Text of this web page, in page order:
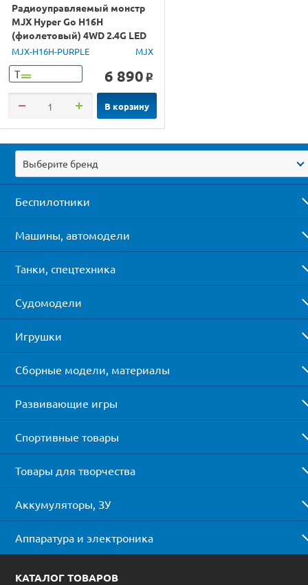
Радиоуправляемый монстр
MJX Hyper Go H16H
(фиолетовый) 4WD 2.4G LED
GPS 1/16 RTR
MJX-H16H-PURPLE MJX
Т 6 890 o
В корзину
Выберите бренд
Беспилотники
Машины, автомодели
Танки, спецтехника
Судомодели
Игрушки
Сборные модели, материалы
Развивающие игры
Спортивные товары
Товары для творчества
Аккумуляторы, ЗУ
Аппаратура и электроника
КАТАЛОГ ТОВАРОВ